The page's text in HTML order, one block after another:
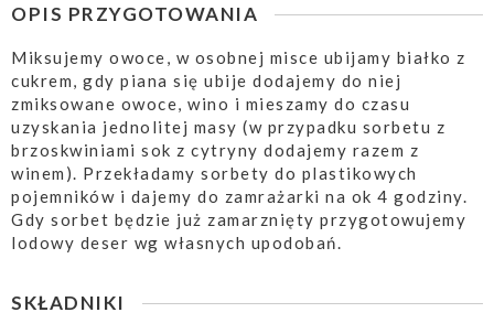
OPIS PRZYGOTOWANIA
Miksujemy owoce, w osobnej misce ubijamy białko z
cukrem, gdy piana się ubije dodajemy do niej
zmiksowane owoce, wino i mieszamy do czasu
uzyskania jednolitej masy (w przypadku sorbetu z
brzoskwiniami sok z cytryny dodajemy razem z
winem). Przekładamy sorbety do plastikowych
pojemników i dajemy do zamrażarki na ok 4 godziny.
Gdy sorbet będzie już zamarznięty przygotowujemy
lodowy deser wg własnych upodobań.
SKŁADNIKI